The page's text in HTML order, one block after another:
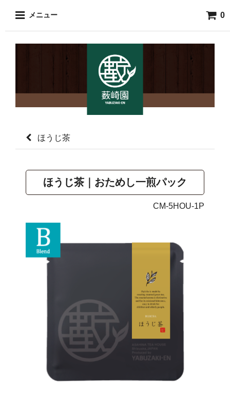
メニュー 0
ほうじ茶
ほうじ茶｜おためし一煎パック
CM-5HOU-1P